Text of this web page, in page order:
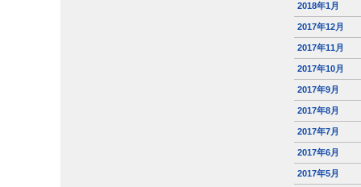
2018年1月
2017年12月
2017年11月
2017年10月
2017年9月
2017年8月
2017年7月
2017年6月
2017年5月